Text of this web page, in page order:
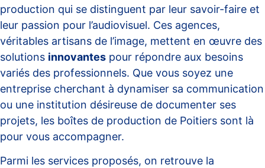
production qui se distinguent par leur savoir-faire et
leur passion pour l’audiovisuel. Ces agences,
véritables artisans de l’image, mettent en œuvre des
solutions innovantes pour répondre aux besoins
variés des professionnels. Que vous soyez une
entreprise cherchant à dynamiser sa communication
ou une institution désireuse de documenter ses
projets, les boîtes de production de Poitiers sont là
pour vous accompagner.
Parmi les services proposés, on retrouve la